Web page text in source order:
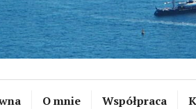
O mnie Współpraca